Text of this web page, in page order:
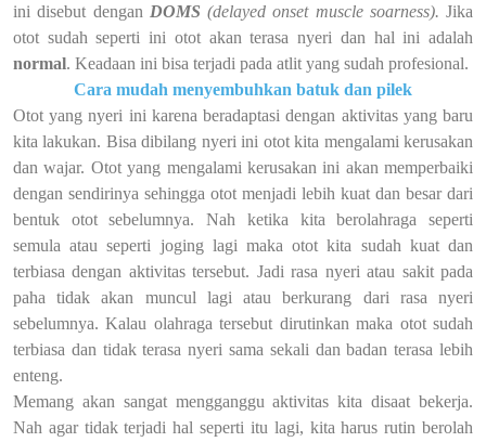
ini disebut dengan DOMS (delayed onset muscle soarness). Jika
otot sudah seperti ini otot akan terasa nyeri dan hal ini adalah
normal. Keadaan ini bisa terjadi pada atlit yang sudah profesional.
Cara mudah menyembuhkan batuk dan pilek
Otot yang nyeri ini karena beradaptasi dengan aktivitas yang baru
kita lakukan. Bisa dibilang nyeri ini otot kita mengalami kerusakan
dan wajar. Otot yang mengalami kerusakan ini akan memperbaiki
dengan sendirinya sehingga otot menjadi lebih kuat dan besar dari
bentuk otot sebelumnya. Nah ketika kita berolahraga seperti
semula atau seperti joging lagi maka otot kita sudah kuat dan
terbiasa dengan aktivitas tersebut. Jadi rasa nyeri atau sakit pada
paha tidak akan muncul lagi atau berkurang dari rasa nyeri
sebelumnya. Kalau olahraga tersebut dirutinkan maka otot sudah
terbiasa dan tidak terasa nyeri sama sekali dan badan terasa lebih
enteng.
Memang akan sangat mengganggu aktivitas kita disaat bekerja.
Nah agar tidak terjadi hal seperti itu lagi, kita harus rutin berolah